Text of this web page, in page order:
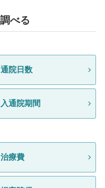
べる
通院日数
入通院期間
治療費